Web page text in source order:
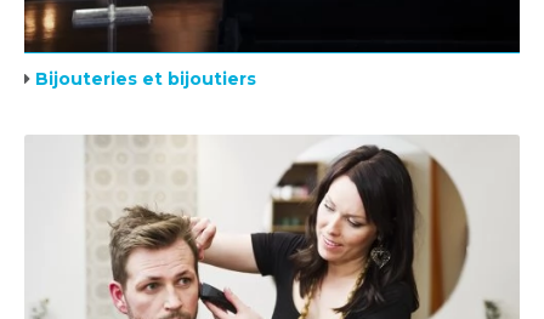
Bijouteries et bijoutiers